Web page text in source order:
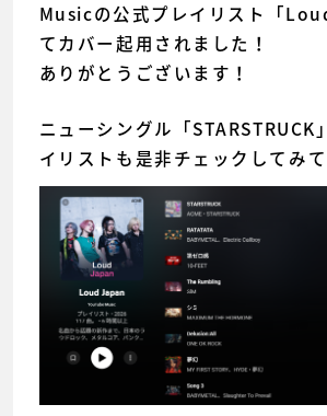
Musicの公式プレイリスト「
てカバー起用されました！
ありがとうございます！
ニューシングル「STARSTRUCK
イリストも是非チェックしてみて